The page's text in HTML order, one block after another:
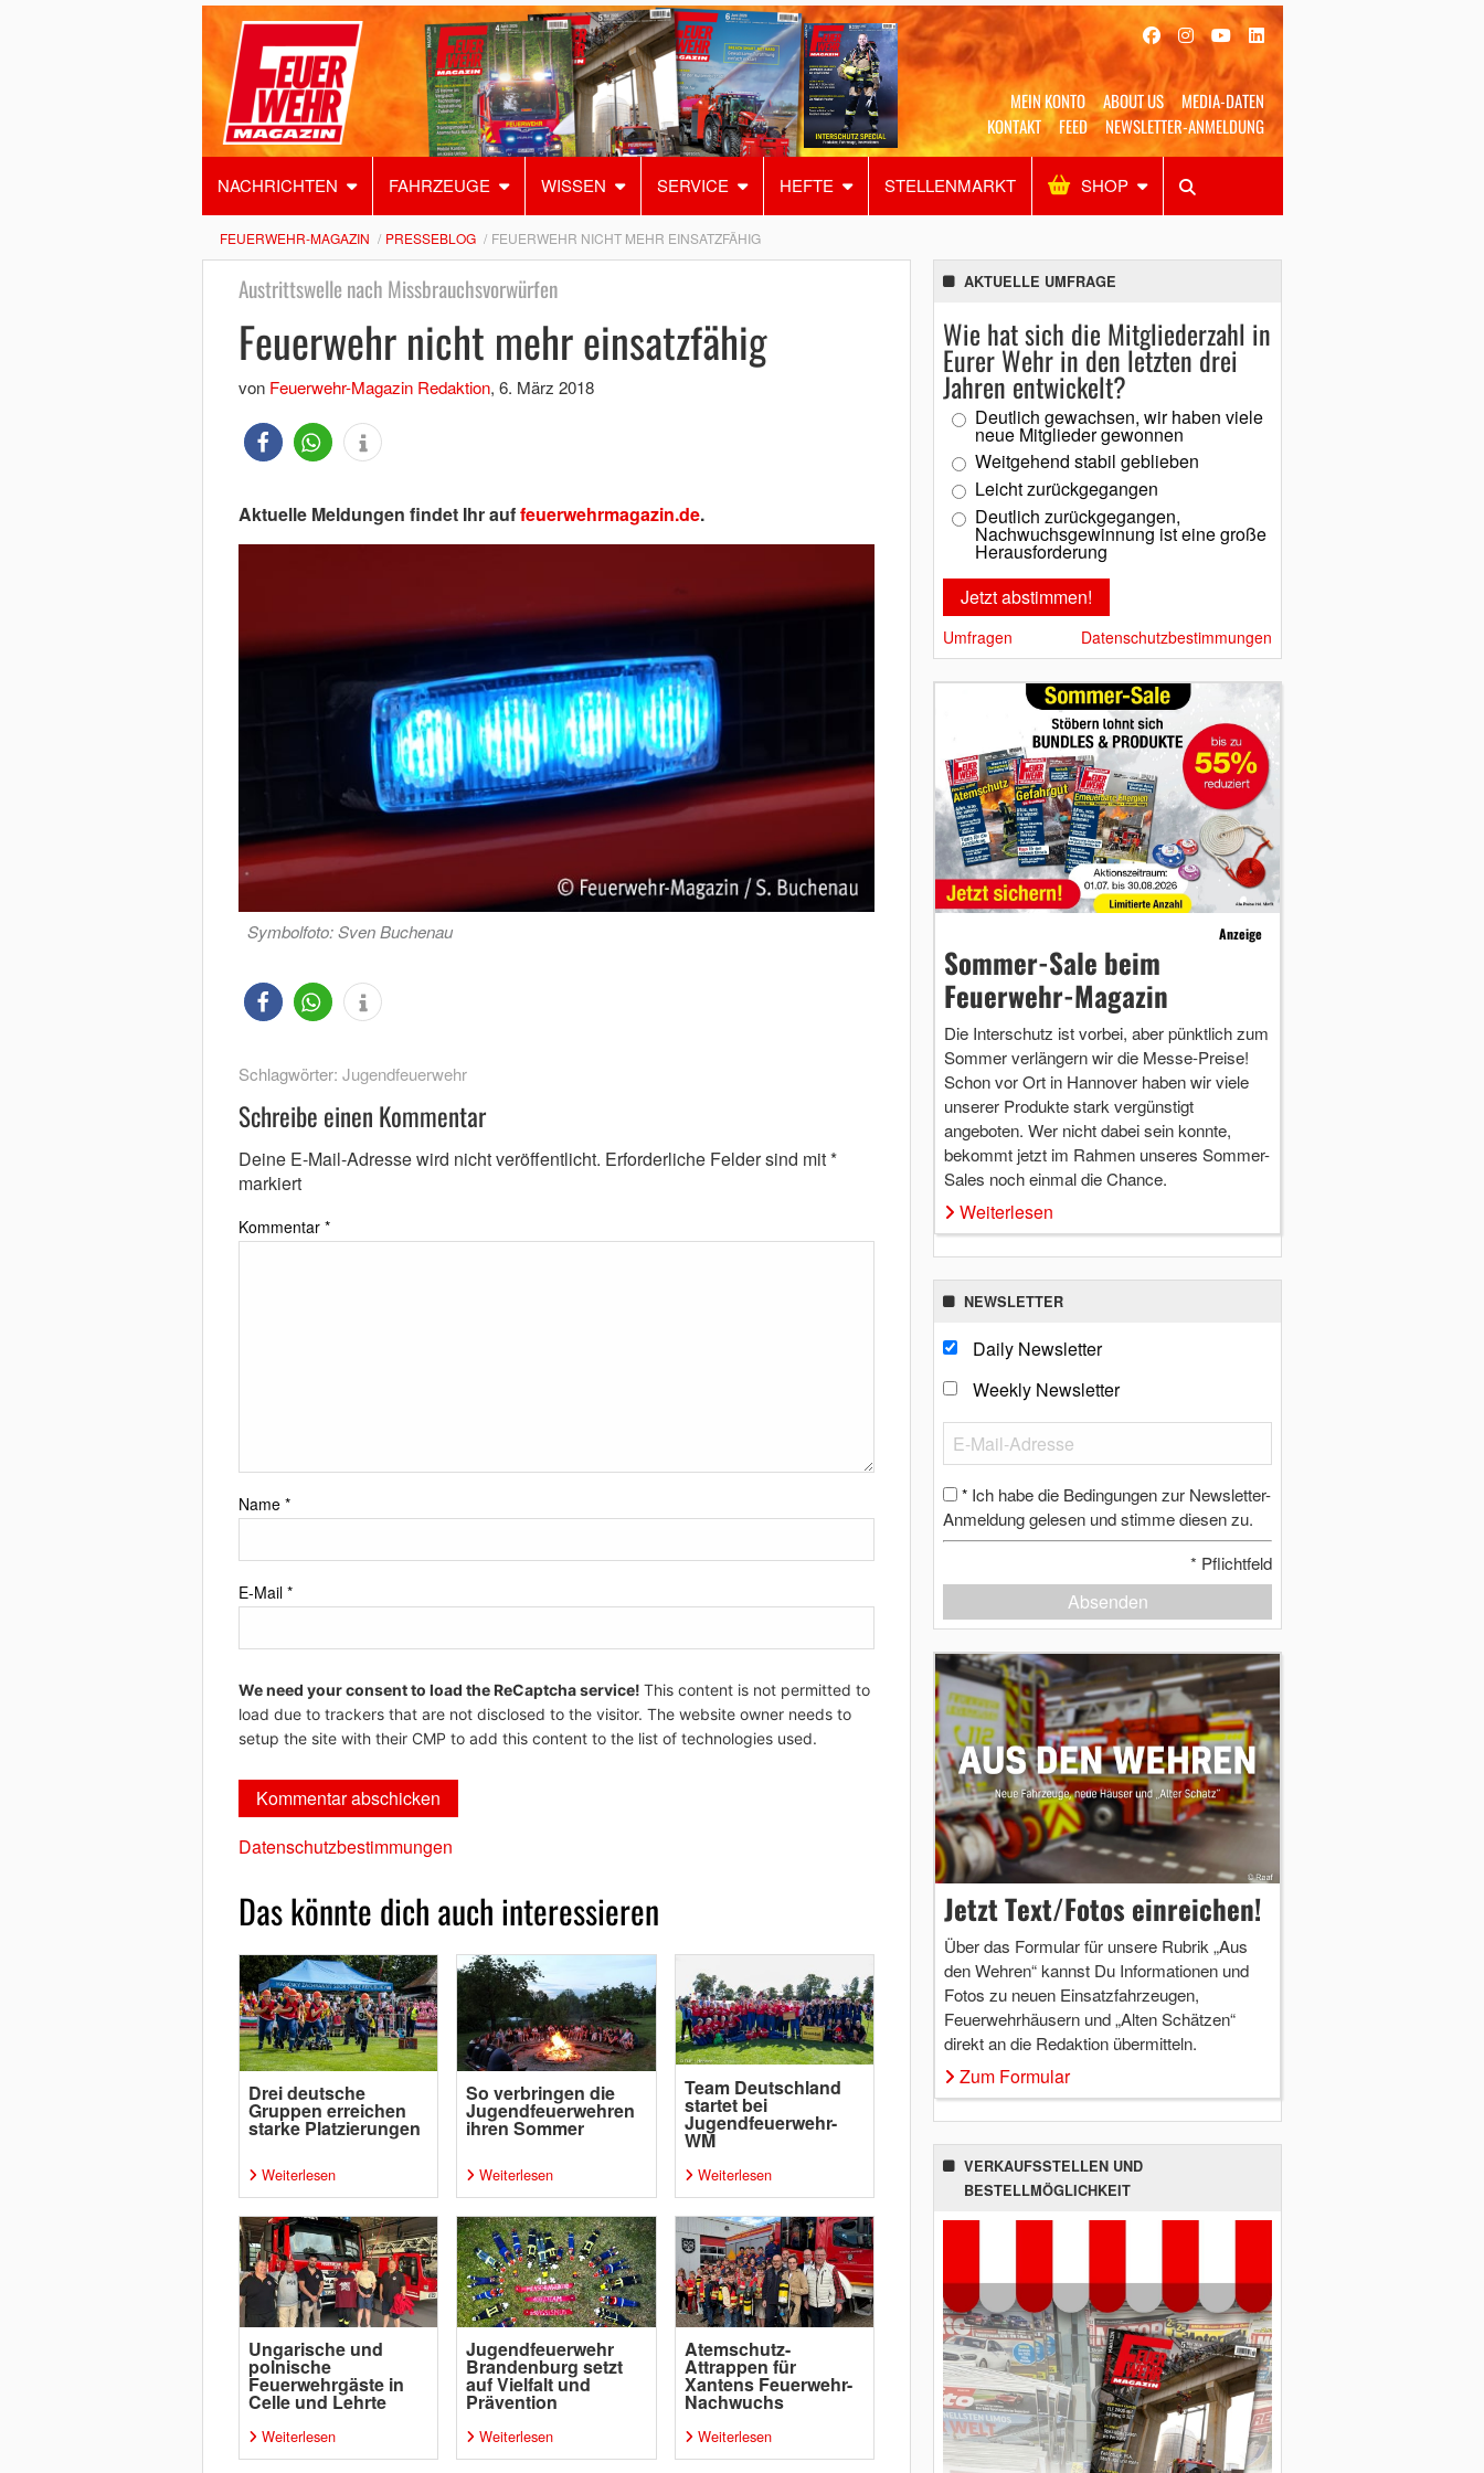
MEIN KONTO ABOUT US
MEDIA-DATEN
KONTAKT
FEED NEWSLETTER-ANMELDUNG
NACHRICHTEN FAHRZEUGE WISSEN SERVICE HEFTE STELLENMARKT SHOP
Alles Shop SUCHEN
FEUERWEHR-MAGAZIN PRESSEBLOG FEUERWEHR NICHT MEHR EINSATZFÄHIG
Austrittswelle nach Missbrauchsvorwürfen
Feuerwehr nicht mehr einsatzfähig
von Feuerwehr-Magazin Redaktion, 6. März 2018
Aktuelle Meldungen findet Ihr auffeuerwehrmagazin.de.
Symbolfoto: Sven Buchenau
Schlagwörter: Jugendfeuerwehr
Schreibe einen Kommentar
Deine E-Mail-Adresse wird nicht veröffentlicht. Erforderliche Felder sind mit*
markiert
Kommentar *
Name *
E-Mail *
We need your consent to load the ReCaptcha service! This content is not permitted to
load due to trackers that are not disclosed to the visitor. The website owner needs to
setup the site with their CMP to add this content to the list of technologies used.
Datenschutzbestimmungen
Das könnte dich auch interessieren
Drei deutsche
Gruppen erreichen
starke Platzierungen
Weiterlesen
So verbringen die
Jugendfeuerwehren
ihren Sommer
Weiterlesen
Team Deutschland
startet bei
Jugendfeuerwehr-
WM
Weiterlesen
Ungarische und
polnische
Feuerwehrgäste in
Celle und Lehrte
Weiterlesen
Jugendfeuerwehr
Brandenburg setzt
auf Vielfalt und
Prävention
Weiterlesen
Atemschutz-
Attrappen für
Xantens Feuerwehr-
Nachwuchs
Weiterlesen
AKTUELLE UMFRAGE
Wie hat sich die Mitgliederzahl in
Eurer Wehr in den letzten drei
Jahren entwickelt?
Deutlich gewachsen, wir haben viele
neue Mitglieder gewonnen
Weitgehend stabil geblieben
Leicht zurückgegangen
Deutlich zurückgegangen,
Nachwuchsgewinnung ist eine große
Herausforderung
Umfragen Datenschutzbestimmungen
Anzeige
Sommer-Sale beim
Feuerwehr-Magazin
Die Interschutz ist vorbei, aber pünktlich zum
Sommer verlängern wir die Messe-Preise!
Schon vor Ort in Hannover haben wir viele
unserer Produkte stark vergünstigt
angeboten. Wer nicht dabei sein konnte,
bekommt jetzt im Rahmen unseres Sommer-
Sales noch einmal die Chance.
Weiterlesen
NEWSLETTER
Daily Newsletter
Weekly Newsletter
* Ich habe die Bedingungen zur Newsletter-
Anmeldung gelesen und stimme diesen zu.
* Pflichtfeld
Absenden
Jetzt Text/Fotos einreichen!
Über das Formular für unsere Rubrik „Aus
den Wehren“ kannst Du Informationen und
Fotos zu neuen Einsatzfahrzeugen,
Feuerwehrhäusern und „Alten Schätzen“
direkt an die Redaktion übermitteln.
Zum Formular
VERKAUFSSTELLEN UND
BESTELLMÖGLICHKEIT